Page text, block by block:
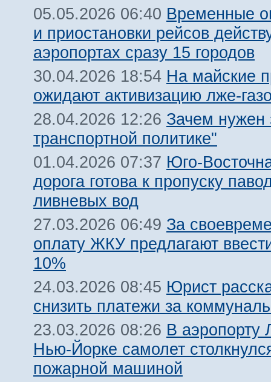
05.05.2026 06:40 Временные
и приостановки рейсов
аэропортах сразу 15 городов
30.04.2026 18:54 На майские
ожидают активизацию лже-
28.04.2026 12:26 Зачем нужен
транспортной политике"
01.04.2026 07:37 Юго-
дорога готова к пропуску
ливневых вод
27.03.2026 06:49 За
оплату ЖКУ предлагают
10%
24.03.2026 08:45 Юрист
снизить платежи за
23.03.2026 08:26 В аэропорту
Нью-Йорке самолет
пожарной машиной